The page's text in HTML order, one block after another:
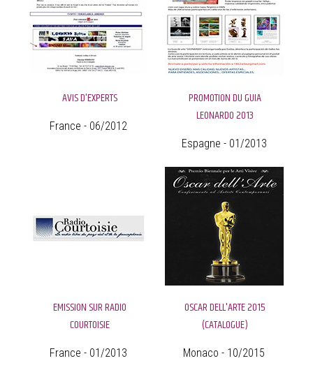
AVIS D'EXPERTS
France - 06/2012
PROMOTION DU GUIA
LEONARDO 2013
Espagne - 01/2013
EMISSION SUR RADIO
COURTOISIE
France - 01/2013
OSCAR DELL'ARTE 2015
(CATALOGUE)
Monaco - 10/2015